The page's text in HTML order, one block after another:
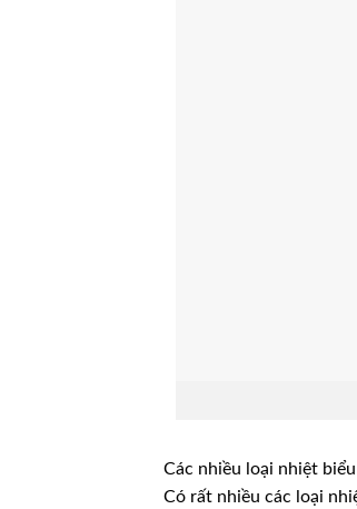
Các nhiều loại nhiệt
Có rất nhiều các loại